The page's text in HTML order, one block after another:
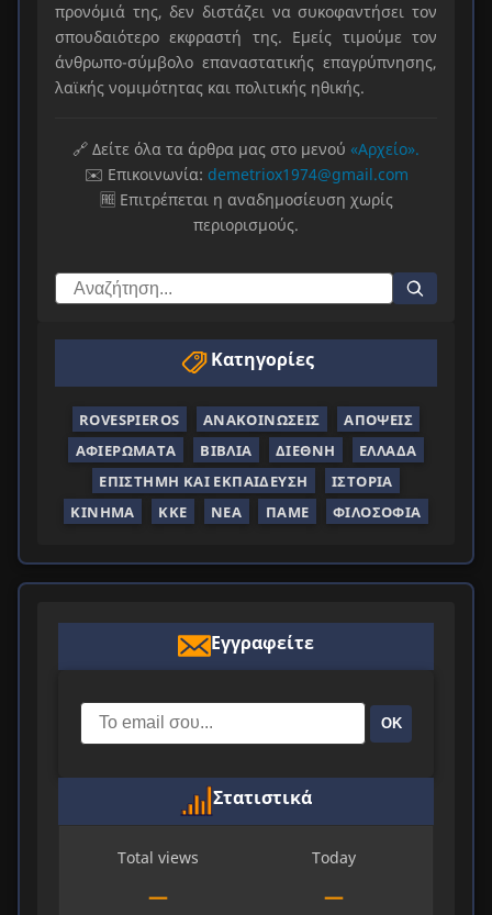
προνόμιά της, δεν διστάζει να συκοφαντήσει τον
σπουδαιότερο εκφραστή της. Εμείς τιμούμε τον
άνθρωπο-σύμβολο επαναστατικής επαγρύπνησης,
λαϊκής νομιμότητας και πολιτικής ηθικής.
🔗 Δείτε όλα τα άρθρα μας στο μενού «Αρχείο».
✉️ Επικοινωνία: demetriox1974@gmail.com
🆓 Επιτρέπεται η αναδημοσίευση χωρίς
περιορισμούς.
Κατηγορίες
ROVESPIEROS ΑΝΑΚΟΙΝΏΣΕΙΣ
ΑΠΌΨΕΙΣ
ΑΦΙΕΡΏΜΑΤΑ
ΒΙΒΛΊΑ ΔΙΕΘΝΉ
ΕΛΛΆΔΑ
ΕΠΙΣΤΉΜΗ ΚΑΙ ΕΚΠΑΊΔΕΥΣΗ
ΙΣΤΟΡΊΑ
ΚΊΝΗΜΑ
ΚΚΕ ΝΈΑ ΠΑΜΕ ΦΙΛΟΣΟΦΊΑ
Εγγραφείτε
ΟΚ
Στατιστικά
Total views
—
Today
—